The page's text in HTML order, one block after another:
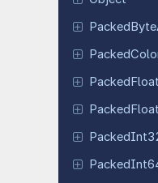
PackedByte
Packed
PackedFloat
Packed
PackedInt
PackedInt